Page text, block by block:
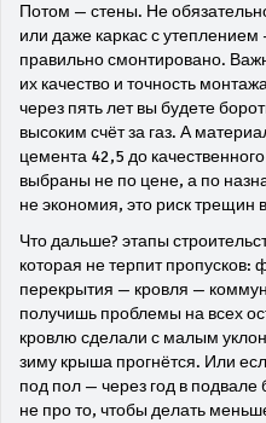
Потом — стены. Не
или даже каркас с утеплением
правильно смонтировано.
их качество и точность
через пять лет вы будете
высоким счёт за газ. А
цемента 42,5 до
выбраны не по цене, а по
не экономия, это риск трещин
Что дальше? этапы
которая не терпит пропусков:
перекрытия — кровля —
получишь проблемы на всех
кровлю сделали с малым
зиму крыша прогнётся. Или
под пол — через год в
не про то, чтобы делать